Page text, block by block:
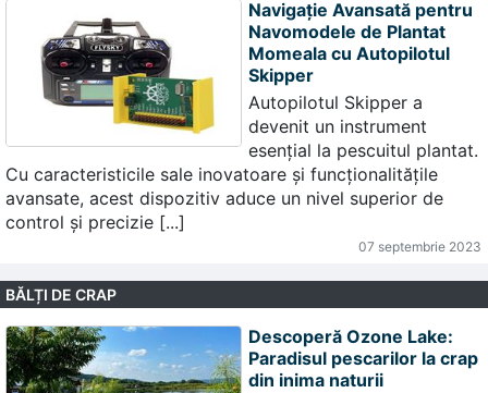
Navigație Avansată pentru
Navomodele de Plantat
Momeala cu Autopilotul
Skipper
Autopilotul Skipper a
devenit un instrument
esențial la pescuitul plantat.
Cu caracteristicile sale inovatoare și funcționalitățile
avansate, acest dispozitiv aduce un nivel superior de
control și precizie [...]
07 septembrie 2023
BĂLȚI DE CRAP
Descoperă Ozone Lake:
Paradisul pescarilor la crap
din inima naturii